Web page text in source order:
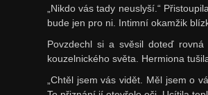
„Nikdo vás tady neuslyší.“
bude jen pro ni. Intimní okamžik
Povzdechl si a svěsil doteď
kouzelnického světa. Hermiona
„Chtěl jsem vás vidět. Měl jsem o